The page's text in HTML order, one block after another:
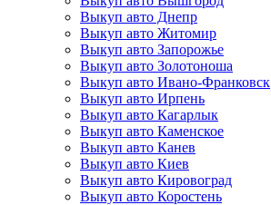
Выкуп авто Днепр
Выкуп авто Житомир
Выкуп авто Запорожье
Выкуп авто Золотоноша
Выкуп авто Ивано-Франковск
Выкуп авто Ирпень
Выкуп авто Кагарлык
Выкуп авто Каменское
Выкуп авто Канев
Выкуп авто Киев
Выкуп авто Кировоград
Выкуп авто Коростень